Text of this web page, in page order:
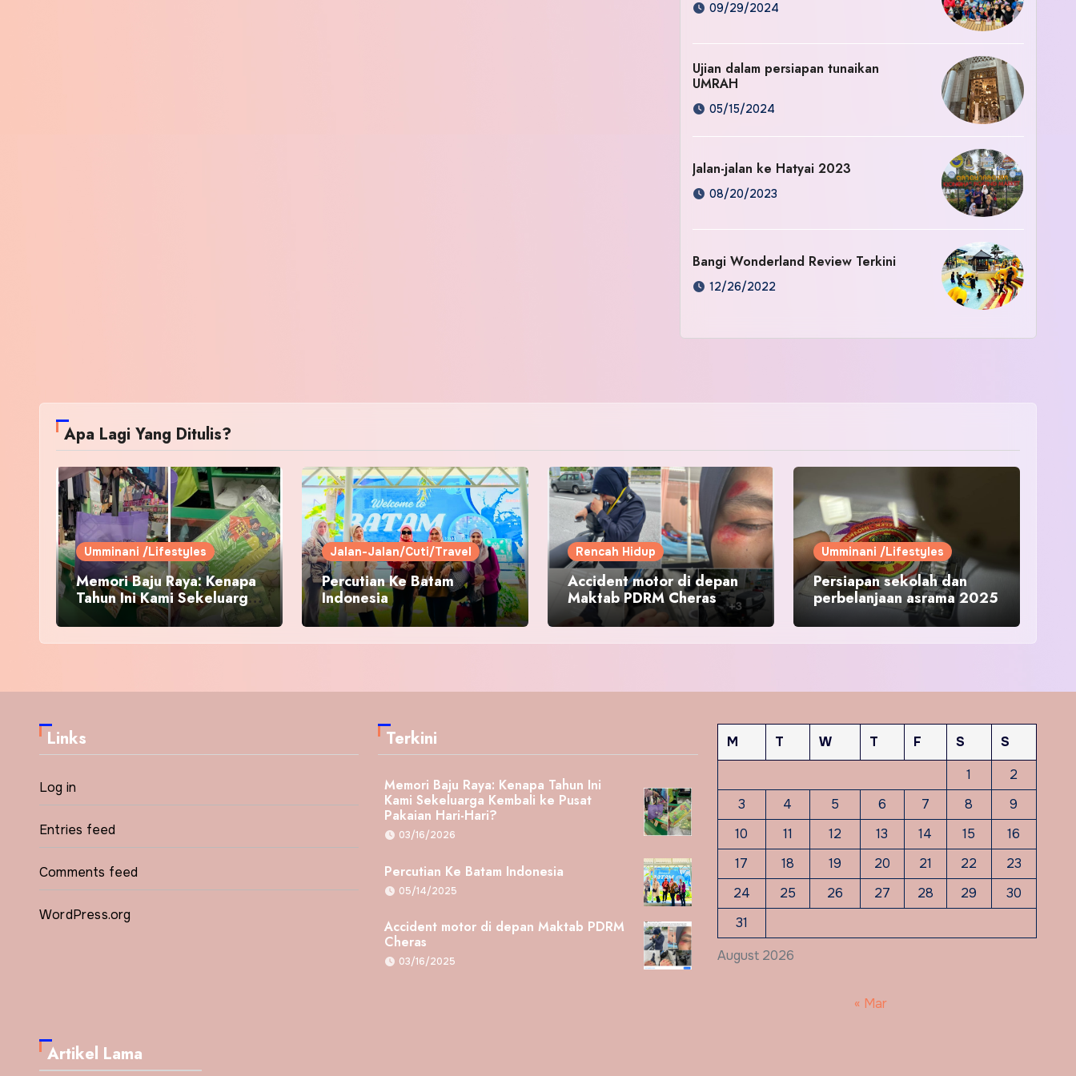
09/29/2024
Ujian dalam persiapan tunaikan
UMRAH
05/15/2024
Jalan-jalan ke Hatyai 2023
08/20/2023
Bangi Wonderland Review Terkini
12/26/2022
Apa Lagi Yang Ditulis?
Umminani /Lifestyles
Memori Baju Raya: Kenapa
Tahun Ini Kami Sekeluarga
Kembali ke Pusat Pakaian
Hari-Hari?
Jalan-Jalan/Cuti/Travel
Percutian Ke Batam
Indonesia
Rencah Hidup
Accident motor di depan
Maktab PDRM Cheras
Umminani /Lifestyles
Persiapan sekolah dan
perbelanjaan asrama 2025
Links
Log in
Entries feed
Comments feed
WordPress.org
Terkini
Memori Baju Raya: Kenapa Tahun Ini
Kami Sekeluarga Kembali ke Pusat
Pakaian Hari-Hari?
03/16/2026
Percutian Ke Batam Indonesia
05/14/2025
Accident motor di depan Maktab PDRM
Cheras
03/16/2025 August 2026
M T W T F S
S
1
2
3
4 5 6 7 8
9
10
11 12 13 14 15
16
17
18 19 20 21 22
23
24
25 26 27 28 29
30
31
« Mar
Artikel Lama